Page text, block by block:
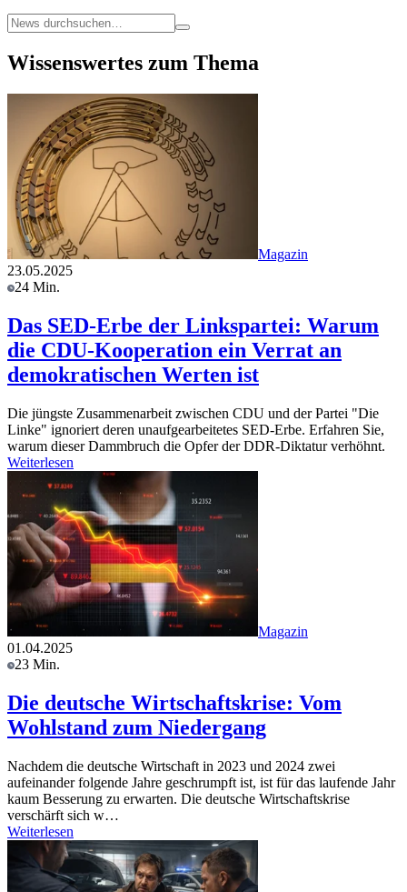
Wissenswertes zum Thema
Magazin
23.05.2025
24 Min.
Das SED-Erbe der Linkspartei: Warum
die CDU-Kooperation ein Verrat an
demokratischen Werten ist
Die jüngste Zusammenarbeit zwischen CDU und der Partei "Die
Linke" ignoriert deren unaufgearbeitetes SED-Erbe. Erfahren Sie,
warum dieser Dammbruch die Opfer der DDR-Diktatur verhöhnt.
Weiterlesen
Magazin
01.04.2025
23 Min.
Die deutsche Wirtschaftskrise: Vom
Wohlstand zum Niedergang
Nachdem die deutsche Wirtschaft in 2023 und 2024 zwei
aufeinander folgende Jahre geschrumpft ist, ist für das laufende Jahr
kaum Besserung zu erwarten. Die deutsche Wirtschaftskrise
verschärft sich w…
Weiterlesen